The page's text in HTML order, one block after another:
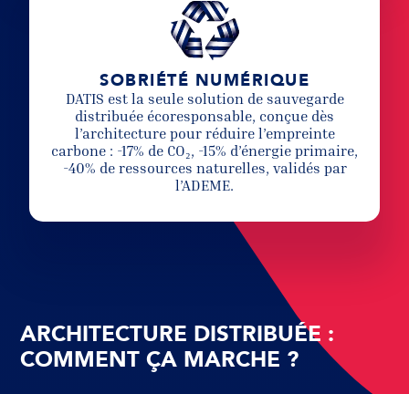
SOBRIÉTÉ NUMÉRIQUE
DATIS est la seule solution de sauvegarde
distribuée écoresponsable, conçue dès
l’architecture pour réduire l’empreinte
carbone : -17% de CO₂, -15% d’énergie primaire,
-40% de ressources naturelles, validés par
l’ADEME.
ARCHITECTURE DISTRIBUÉE :
COMMENT ÇA MARCHE ?